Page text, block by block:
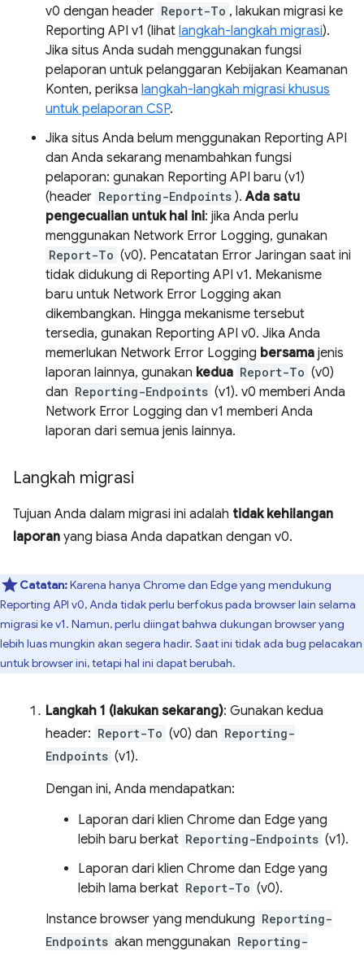
v0 dengan header Report-To , lakukan migrasi ke
Reporting API v1 (lihat langkah-langkah migrasi).
Jika situs Anda sudah menggunakan fungsi
pelaporan untuk pelanggaran Kebijakan Keamanan
Konten, periksa langkah-langkah migrasi khusus
untuk pelaporan CSP.
Jika situs Anda belum menggunakan Reporting API
dan Anda sekarang menambahkan fungsi
pelaporan: gunakan Reporting API baru (v1)
(header Reporting-Endpoints ).Ada satu
pengecualian untuk hal ini: jika Anda perlu
menggunakan Network Error Logging, gunakan
Report-To (v0). Pencatatan Error Jaringan saat ini
tidak didukung di Reporting API v1. Mekanisme
baru untuk Network Error Logging akan
dikembangkan. Hingga mekanisme tersebut
tersedia, gunakan Reporting API v0. Jika Anda
memerlukan Network Error Logging bersama jenis
laporan lainnya, gunakan kedua Report-To (v0)
dan Reporting-Endpoints (v1). v0 memberi Anda
Network Error Logging dan v1 memberi Anda
laporan dari semua jenis lainnya.
Langkah migrasi
Tujuan Anda dalam migrasi ini adalah tidak kehilangan
laporan yang biasa Anda dapatkan dengan v0.
Catatan:Karena hanya Chrome dan Edge yang mendukung
Reporting API v0, Anda tidak perlu berfokus pada browser lain selama
migrasi ke v1. Namun, perlu diingat bahwa dukungan browser yang
lebih luas mungkin akan segera hadir. Saat ini tidak ada bug pelacakan
untuk browser ini, tetapi hal ini dapat berubah.
Langkah 1 (lakukan sekarang): Gunakan kedua
header: Report-To (v0) dan Reporting-
Endpoints (v1).
Dengan ini, Anda mendapatkan:
Laporan dari klien Chrome dan Edge yang
lebih baru berkat Reporting-Endpoints (v1).
Laporan dari klien Chrome dan Edge yang
lebih lama berkat Report-To (v0).
Instance browser yang mendukung Reporting-
Endpoints akan menggunakan Reporting-